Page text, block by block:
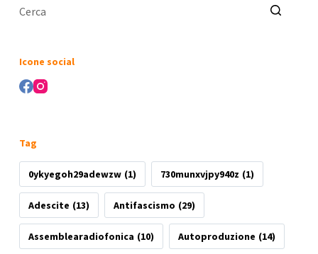
Icone social
Tag
0ykyegoh29adewzw (1) 730munxvjpy940z (1)
Adescite (13) Antifascismo (29)
Assemblearadiofonica (10) Autoproduzione (14)